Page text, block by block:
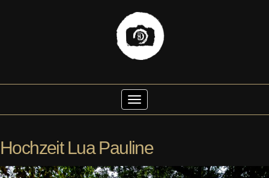
content
Toggle Navigation
Hochzeit Lua Pauline